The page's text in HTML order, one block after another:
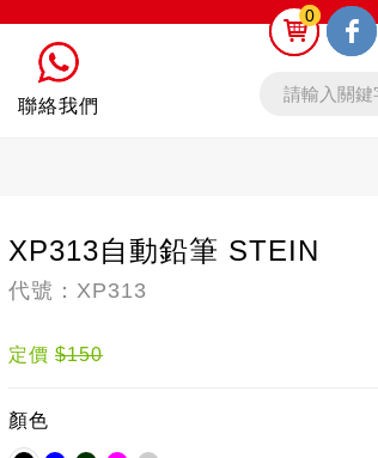
自動鉛筆芯
聯絡我們
0
0
XP313自動鉛筆 STEIN
代號：XP313
定價 $150
顏色